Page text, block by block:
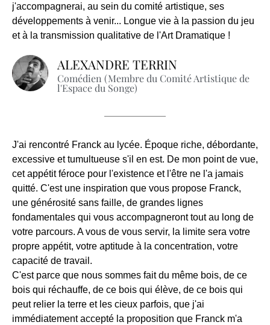
j'accompagnerai, au sein du comité artistique, ses
développements à venir... Longue vie à la passion du jeu
et à la transmission qualitative de l'Art Dramatique !
ALEXANDRE TERRIN
Comédien (Membre du Comité Artistique de
l'Espace du Songe)
J'ai rencontré Franck au lycée. Époque riche, débordante,
excessive et tumultueuse s'il en est. De mon point de vue,
cet appétit féroce pour l'existence et l'être ne l'a jamais
quitté. C'est une inspiration que vous propose Franck,
une générosité sans faille, de grandes lignes
fondamentales qui vous accompagneront tout au long de
votre parcours. A vous de vous servir, la limite sera votre
propre appétit, votre aptitude à la concentration, votre
capacité de travail.
C'est parce que nous sommes fait du même bois, de ce
bois qui réchauffe, de ce bois qui élève, de ce bois qui
peut relier la terre et les cieux parfois, que j'ai
immédiatement accepté la proposition que Franck m'a